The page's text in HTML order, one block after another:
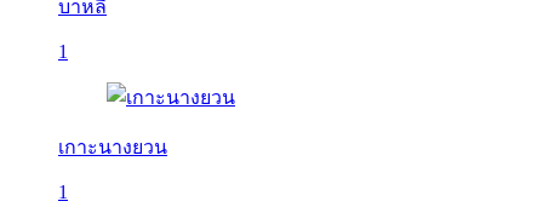
บาหลี
1
เกาะนางยวน
1